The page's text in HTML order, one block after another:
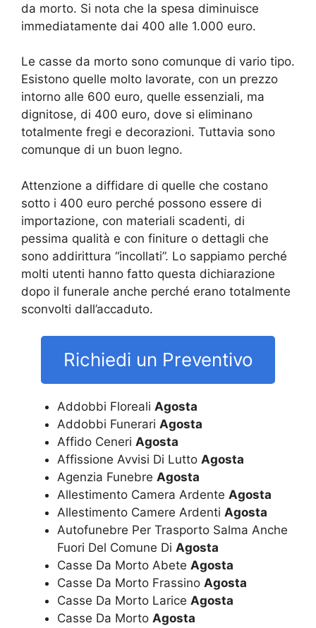
da morto. Si nota che la spesa diminuisce
immediatamente dai 400 alle 1.000 euro.
Le casse da morto sono comunque di vario tipo.
Esistono quelle molto lavorate, con un prezzo
intorno alle 600 euro, quelle essenziali, ma
dignitose, di 400 euro, dove si eliminano
totalmente fregi e decorazioni. Tuttavia sono
comunque di un buon legno.
Attenzione a diffidare di quelle che costano
sotto i 400 euro perché possono essere di
importazione, con materiali scadenti, di
pessima qualità e con finiture o dettagli che
sono addirittura “incollati”. Lo sappiamo perché
molti utenti hanno fatto questa dichiarazione
dopo il funerale anche perché erano totalmente
sconvolti dall’accaduto.
Richiedi un Preventivo
Addobbi Floreali Agosta
Addobbi Funerari Agosta
Affido Ceneri Agosta
Affissione Avvisi Di Lutto Agosta
Agenzia Funebre Agosta
Allestimento Camera Ardente Agosta
Allestimento Camere Ardenti Agosta
Autofunebre Per Trasporto Salma Anche
Fuori Del Comune Di Agosta
Casse Da Morto Abete Agosta
Casse Da Morto Frassino Agosta
Casse Da Morto Larice Agosta
Casse Da Morto Agosta